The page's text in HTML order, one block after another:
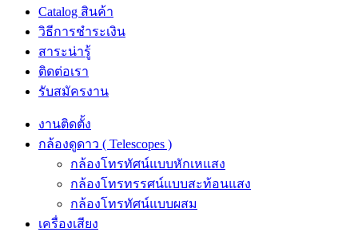
Catalog สินค้า
วิธีการชำระเงิน
สาระน่ารู้
ติดต่อเรา
รับสมัครงาน
งานติดตั้ง
กล้องดูดาว ( Telescopes )
กล้องโทรทัศน์แบบหักเหแสง
กล้องโทรทรรศน์แบบสะท้อนแสง
กล้องโทรทัศน์แบบผสม
เครื่องเสียง